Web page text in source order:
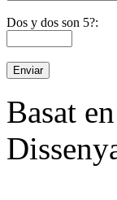
Dos y dos son 5?:
Basat en